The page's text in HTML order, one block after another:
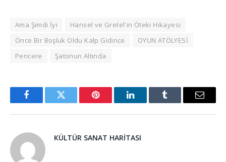
Ama Şimdi İyi
Hansel ve Gretel'in Öteki Hikayesi
Önce Bir Boşluk Oldu Kalp Gidince
OYUN ATÖLYESİ
Pencere
Şatonun Altında
FacebookTwitter Pinterest LinkedInTumblr Email
KÜLTÜR SANAT HARITASI